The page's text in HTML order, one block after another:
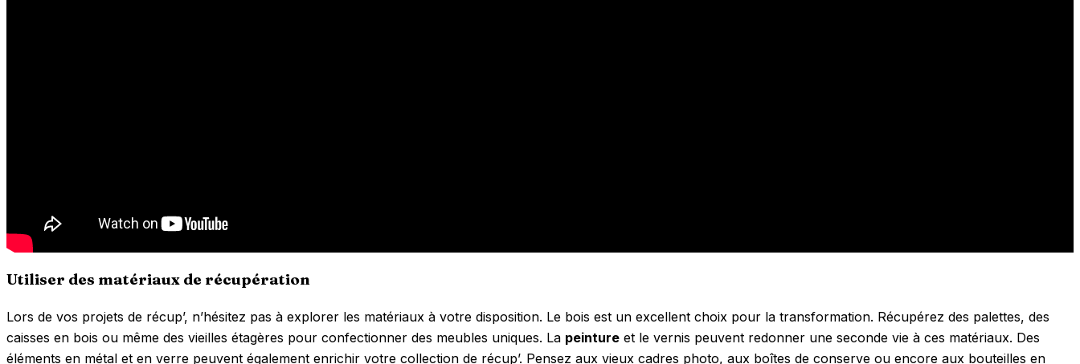
Utiliser des matériaux de récupération
Lors de vos projets de récup’, n’hésitez pas à explorer les matériaux à votre disposition. Le bois est un excellent choix pour la transformation. Récupérez des palettes, des
caisses en bois ou même des vieilles étagères pour confectionner des meubles uniques. La peinture et le vernis peuvent redonner une seconde vie à ces matériaux. Des
éléments en métal et en verre peuvent également enrichir votre collection de récup’. Pensez aux vieux cadres photo, aux boîtes de conserve ou encore aux bouteilles en